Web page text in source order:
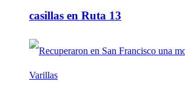
casillas en Ruta 13